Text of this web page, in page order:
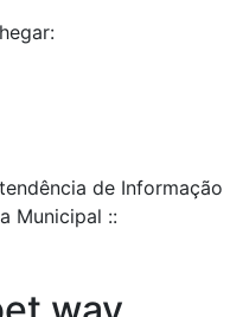
de Informação
Municipal ::